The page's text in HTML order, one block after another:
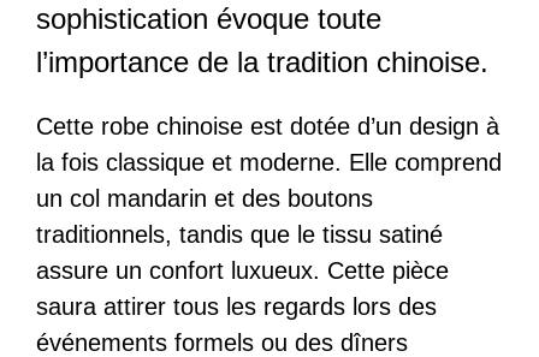
sophistication évoque toute
l’importance de la tradition chinoise.
Cette robe chinoise est dotée d’un design à
la fois classique et moderne. Elle comprend
un col mandarin et des boutons
traditionnels, tandis que le tissu satiné
assure un confort luxueux. Cette pièce
saura attirer tous les regards lors des
événements formels ou des dîners